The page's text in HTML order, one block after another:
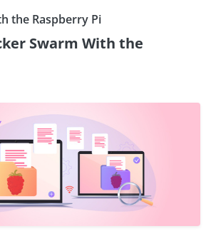
the Raspberry Pi
Swarm With the